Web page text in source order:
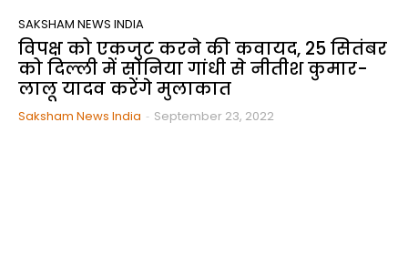
SAKSHAM NEWS INDIA
विपक्ष को एकजुट करने की कवायद, 25 सितंबर
को दिल्ली में सोनिया गांधी से नीतीश कुमार-
लालू यादव करेंगे मुलाकात
Saksham News India - September 23, 2022